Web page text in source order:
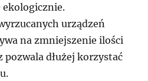
ekologicznie.
urządzeń
na zmniejszenie ilości
dłużej korzystać